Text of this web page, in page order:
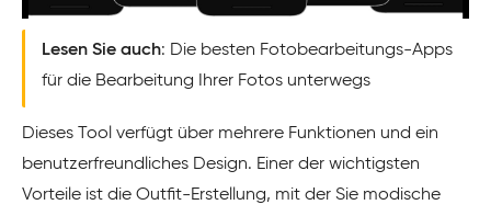
Lesen Sie auch: Die besten Fotobearbeitungs-Apps
für die Bearbeitung Ihrer Fotos unterwegs
Dieses Tool verfügt über mehrere Funktionen und ein
benutzerfreundliches Design. Einer der wichtigsten
Vorteile ist die Outfit-Erstellung, mit der Sie modische